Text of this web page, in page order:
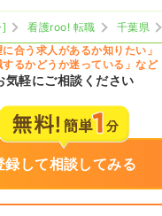
] 看護roo! 転職 千葉県
に合う求人があるか知りたい」
するかどうか迷っている」など
気軽にご相談ください
録して相談してみる